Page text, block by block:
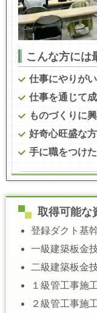
こんな方には
仕事にやりが
仕事を通じて
ものづくりに
好奇心旺盛な方
手に職をつけ
取得可能な
登録ダクト基
一級建築板金
二級建築板金
１級管工事施
２級管工事施